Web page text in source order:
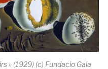
» (1929) (c) Fundacio Gala